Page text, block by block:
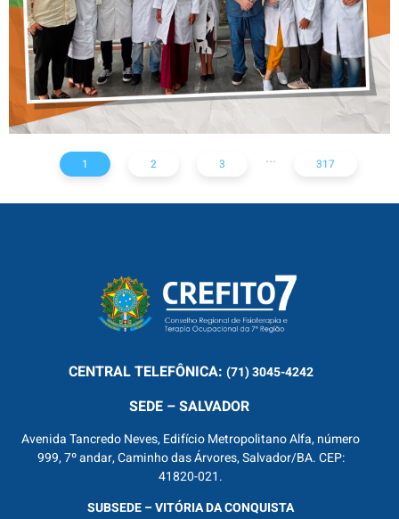
1 2 3 ... 317
CENTRALTELEFÔNICA: (71) 3045-4242
SEDE – SALVADOR
Avenida Tancredo Neves, Edifício Metropolitano Alfa, número
999, 7º andar, Caminho das Árvores, Salvador/BA. CEP:
41820-021.
SUBSEDE – VITÓRIA DA CONQUISTA